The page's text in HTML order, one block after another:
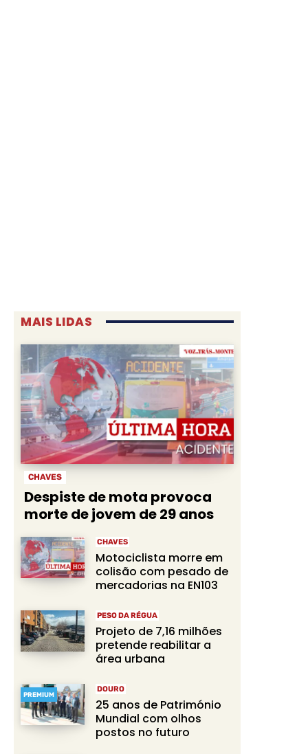
MAIS LIDAS
CHAVES
Despiste de mota provoca
morte de jovem de 29 anos
CHAVES
Motociclista morre em
colisão com pesado de
mercadorias na EN103
PESO DA RÉGUA
Projeto de 7,16 milhões
pretende reabilitar a
área urbana
PREMIUM
DOURO
25 anos de Património
Mundial com olhos
postos no futuro